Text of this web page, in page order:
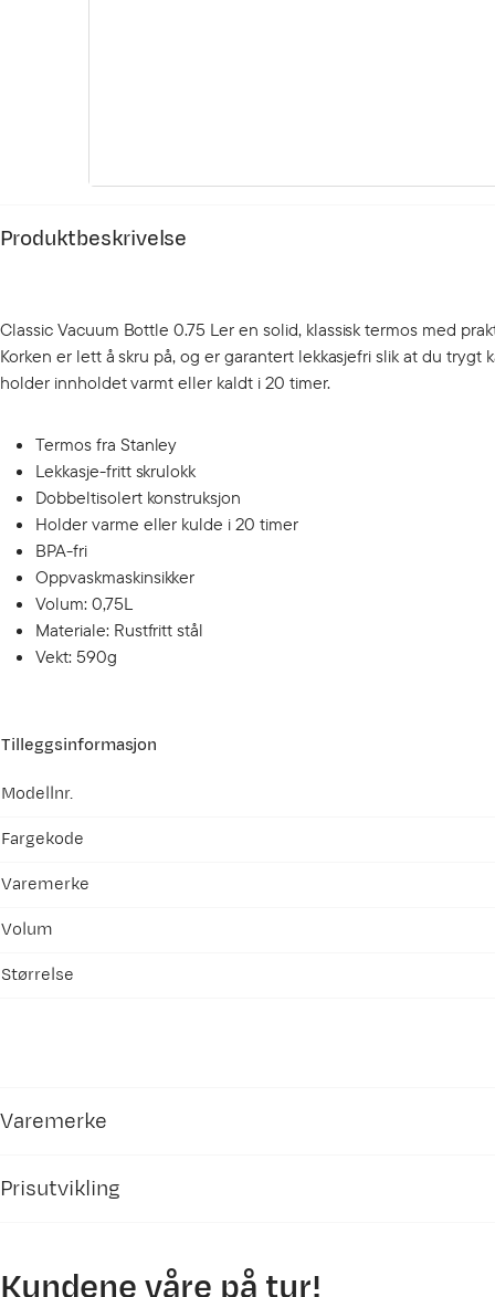
Produktbeskrivelse
Classic Vacuum Bottle 0.75 Ler en solid, klassisk termos med
Korken er lett å skru på, og er garantert lekkasjefri slik at du
holder innholdet varmt eller kaldt i 20 timer.
Termos fra Stanley
Lekkasje-fritt skrulokk
Dobbeltisolert konstruksjon
Holder varme eller kulde i 20 timer
BPA-fri
Oppvaskmaskinsikker
Volum: 0,75L
Materiale: Rustfritt stål
Vekt: 590g
Tilleggsinformasjon
Modellnr.
Fargekode
Varemerke
Volum
Størrelse
Varemerke
Prisutvikling
750